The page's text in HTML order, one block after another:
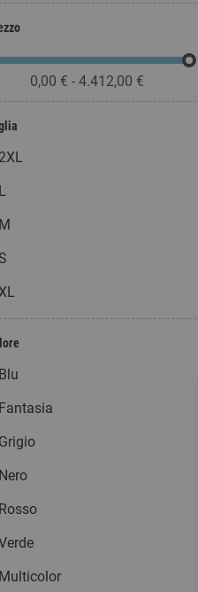
0,00 € - 4.412,00 €
2XL
L
M
S
Blu
Fantasia
Grigio
Nero
Rosso
Multicolor